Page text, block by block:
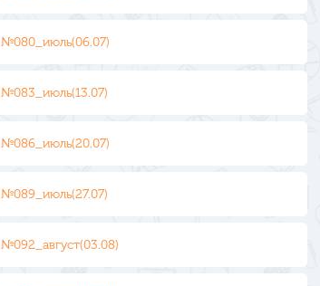
№080_июль(06.07)
№083_июль(13.07)
№086_июль(20.07)
№089_июль(27.07)
№092_август(03.08)